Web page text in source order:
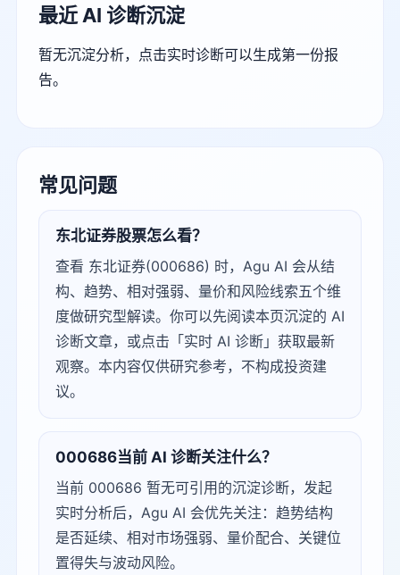
最近 AI 诊断沉淀
暂无沉淀分析，点击实时诊断可以生成第一份报
告。
常见问题
东北证券股票怎么看？
查看 东北证券(000686) 时，Agu AI 会从结
构、趋势、相对强弱、量价和风险线索五个维
度做研究型解读。你可以先阅读本页沉淀的 AI
诊断文章，或点击「实时 AI 诊断」获取最新
观察。本内容仅供研究参考，不构成投资建
议。
000686当前 AI 诊断关注什么？
当前 000686 暂无可引用的沉淀诊断，发起
实时分析后，Agu AI 会优先关注：趋势结构
是否延续、相对市场强弱、量价配合、关键位
置得失与波动风险。